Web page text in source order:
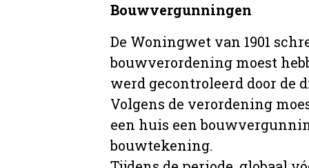
Bouwvergunningen
De Woningwet van 1901
bouwverordening moest
werd gecontroleerd door de
Volgens de verordening
een huis een
bouwtekening.